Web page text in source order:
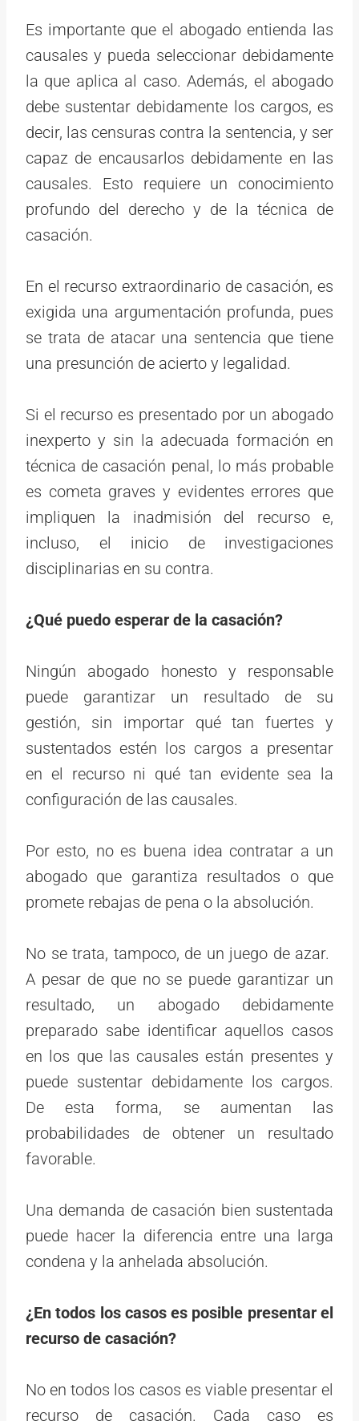
Es importante que el abogado entienda las
causales y pueda seleccionar debidamente
la que aplica al caso. Además, el abogado
debe sustentar debidamente los cargos, es
decir, las censuras contra la sentencia, y ser
capaz de encausarlos debidamente en las
causales. Esto requiere un conocimiento
profundo del derecho y de la técnica de
casación.
En el recurso extraordinario de casación, es
exigida una argumentación profunda, pues
se trata de atacar una sentencia que tiene
una presunción de acierto y legalidad.
Si el recurso es presentado por un abogado
inexperto y sin la adecuada formación en
técnica de casación penal, lo más probable
es cometa graves y evidentes errores que
impliquen la inadmisión del recurso e,
incluso, el inicio de investigaciones
disciplinarias en su contra.
¿Qué puedo esperar de la casación?
Ningún abogado honesto y responsable
puede garantizar un resultado de su
gestión, sin importar qué tan fuertes y
sustentados estén los cargos a presentar
en el recurso ni qué tan evidente sea la
configuración de las causales.
Por esto, no es buena idea contratar a un
abogado que garantiza resultados o que
promete rebajas de pena o la absolución.
No se trata, tampoco, de un juego de azar.
A pesar de que no se puede garantizar un
resultado, un abogado debidamente
preparado sabe identificar aquellos casos
en los que las causales están presentes y
puede sustentar debidamente los cargos.
De esta forma, se aumentan las
probabilidades de obtener un resultado
favorable.
Una demanda de casación bien sustentada
puede hacer la diferencia entre una larga
condena y la anhelada absolución.
¿En todos los casos es posible presentar el
recurso de casación?
No en todos los casos es viable presentar el
recurso de casación. Cada caso es